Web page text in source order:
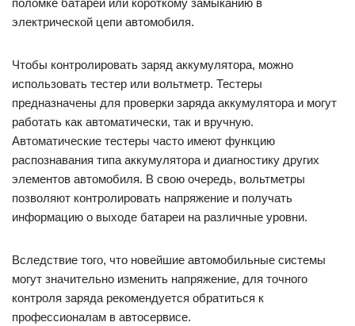
электрической цепи автомобиля.
Чтобы контролировать заряд аккумулятора, можно
использовать тестер или вольтметр. Тестеры
предназначены для проверки заряда аккумулятора и могут
работать как автоматически, так и вручную.
Автоматические тестеры часто имеют функцию
распознавания типа аккумулятора и диагностику других
элементов автомобиля. В свою очередь, вольтметры
позволяют контролировать напряжение и получать
информацию о выходе батареи на различные уровни.
Вследствие того, что новейшие автомобильные системы
могут значительно изменить напряжение, для точного
контроля заряда рекомендуется обратиться к
профессионалам в автосервисе.